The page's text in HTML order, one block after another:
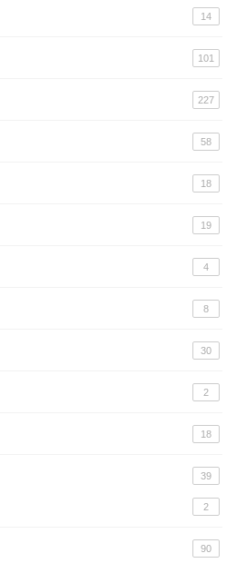
14
101
227
58
18
19
4
8
30
2
18
39
2
90